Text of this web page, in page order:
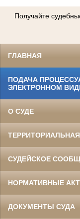
Получайте
ГЛАВНАЯ
ПОДАЧА
ЭЛЕКТРОННОМ
О СУДЕ
СУДЕЙСКОЕ
НОРМАТИВНЫЕ
ДОКУМЕНТЫ СУДА